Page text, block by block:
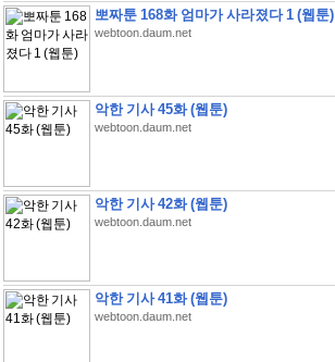
뽀짜툰 168화 엄마가 사라졌다 1 (웹툰)
webtoon.daum.net
악한 기사 45화 (웹툰)
webtoon.daum.net
악한 기사 42화 (웹툰)
webtoon.daum.net
악한 기사 41화 (웹툰)
webtoon.daum.net